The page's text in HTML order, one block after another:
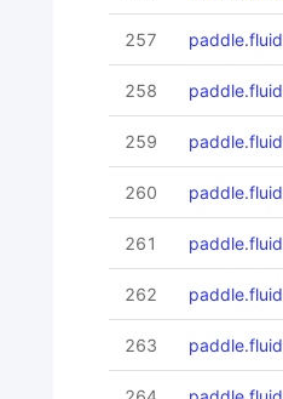
257
258
259
260
261
262
263